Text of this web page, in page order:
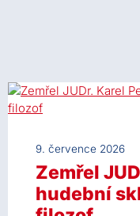
9. července 2026
Zemřel
hudební